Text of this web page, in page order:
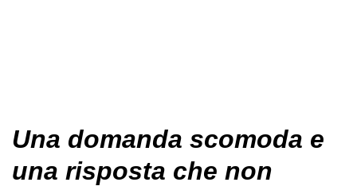
Una domanda scomoda e
una risposta che non